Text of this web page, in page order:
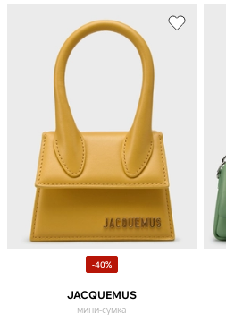
-40%
JACQUEMUS
мини-сумка